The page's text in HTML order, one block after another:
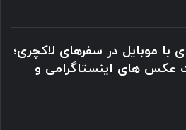
موبایل در سفرهای لاکچری؛
عکس های اینستاگرامی و